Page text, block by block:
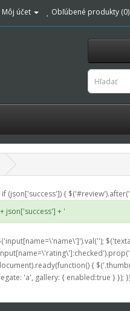
Môj účet Obľúbené produkty (0)
if (json['success']) { $('#review').after('
json['success'] + '
{
'a', gallery: { enabled:true } });